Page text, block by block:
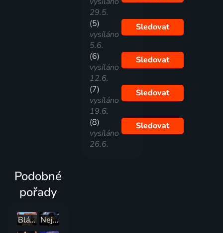
29.5.
(5)
vysíláno
5.6.
Sledovat
(6)
vysíláno
12.6.
Sledovat
(7)
vysíláno
19.6.
Sledovat
(8)
vysíláno
26.6.
Sledovat
Podobné
pořady
Blázen na cestách
Nejlepší trapasy